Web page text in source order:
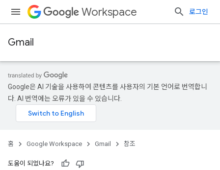
Workspace 로그인
Gmail
Google은 AI 기술을 사용하여 콘텐츠를 사용자의 기본 언어로 번역합니
다. AI 번역에는 오류가 있을 수 있습니다.
홈 Google Workspace Gmail 참조
도움이 되었나요?